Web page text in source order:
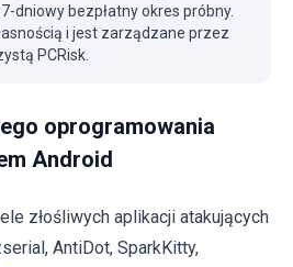
dniowy bezpłatny okres próbny.
i jest zarządzane przez
PCRisk.
oprogramowania
Android
złośliwych aplikacji atakujących
AntiDot, SparkKitty,